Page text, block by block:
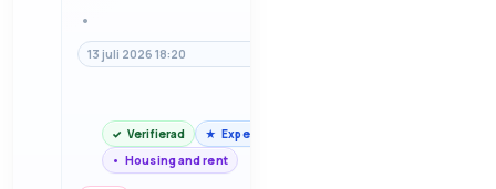
•
13 juli 2026 18:20
Verifierad
Expert
Housing and rent